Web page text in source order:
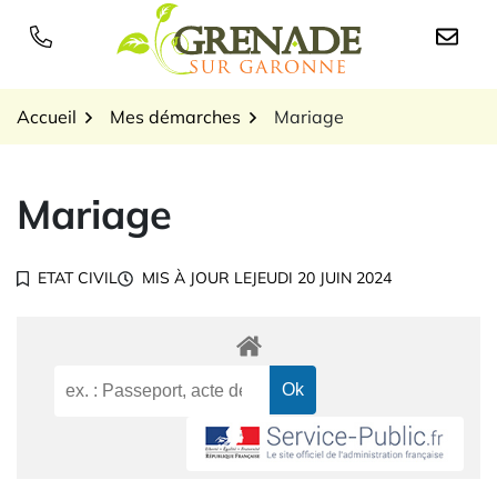
Logo Grenade sur
Accueil Mes démarches Mariage
Mariage
ETAT CIVIL MIS À JOUR LEJEUDI 20 JUIN 2024